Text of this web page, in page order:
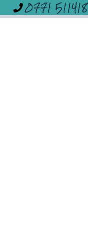
0771 511418